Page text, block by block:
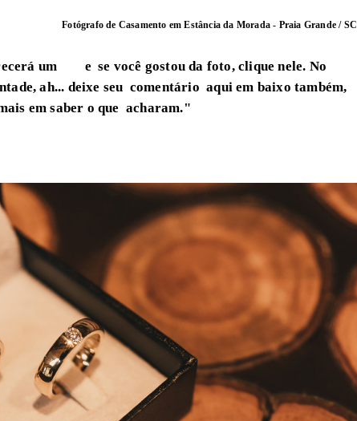
Fotógrafo de Casamento em Estância da Morada - Praia Grande / SC
um e se você gostou da foto, clique nele. No
ah... deixe seu comentário aqui em baixo também,
em saber o que acharam."